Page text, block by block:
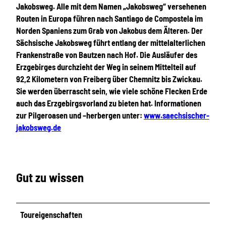
Jakobsweg. Alle mit dem Namen „Jakobsweg“ versehenen
Routen in Europa führen nach Santiago de Compostela im
Norden Spaniens zum Grab von Jakobus dem Älteren. Der
Sächsische Jakobsweg führt entlang der mittelalterlichen
Frankenstraße von Bautzen nach Hof. Die Ausläufer des
Erzgebirges durchzieht der Weg in seinem Mittelteil auf
92,2 Kilometern von Freiberg über Chemnitz bis Zwickau.
Sie werden überrascht sein, wie viele schöne Flecken Erde
auch das Erzgebirgsvorland zu bieten hat. Informationen
zur Pilgeroasen und –herbergen unter: www.saechsischer-
jakobsweg.de
Gut zu wissen
Toureigenschaften